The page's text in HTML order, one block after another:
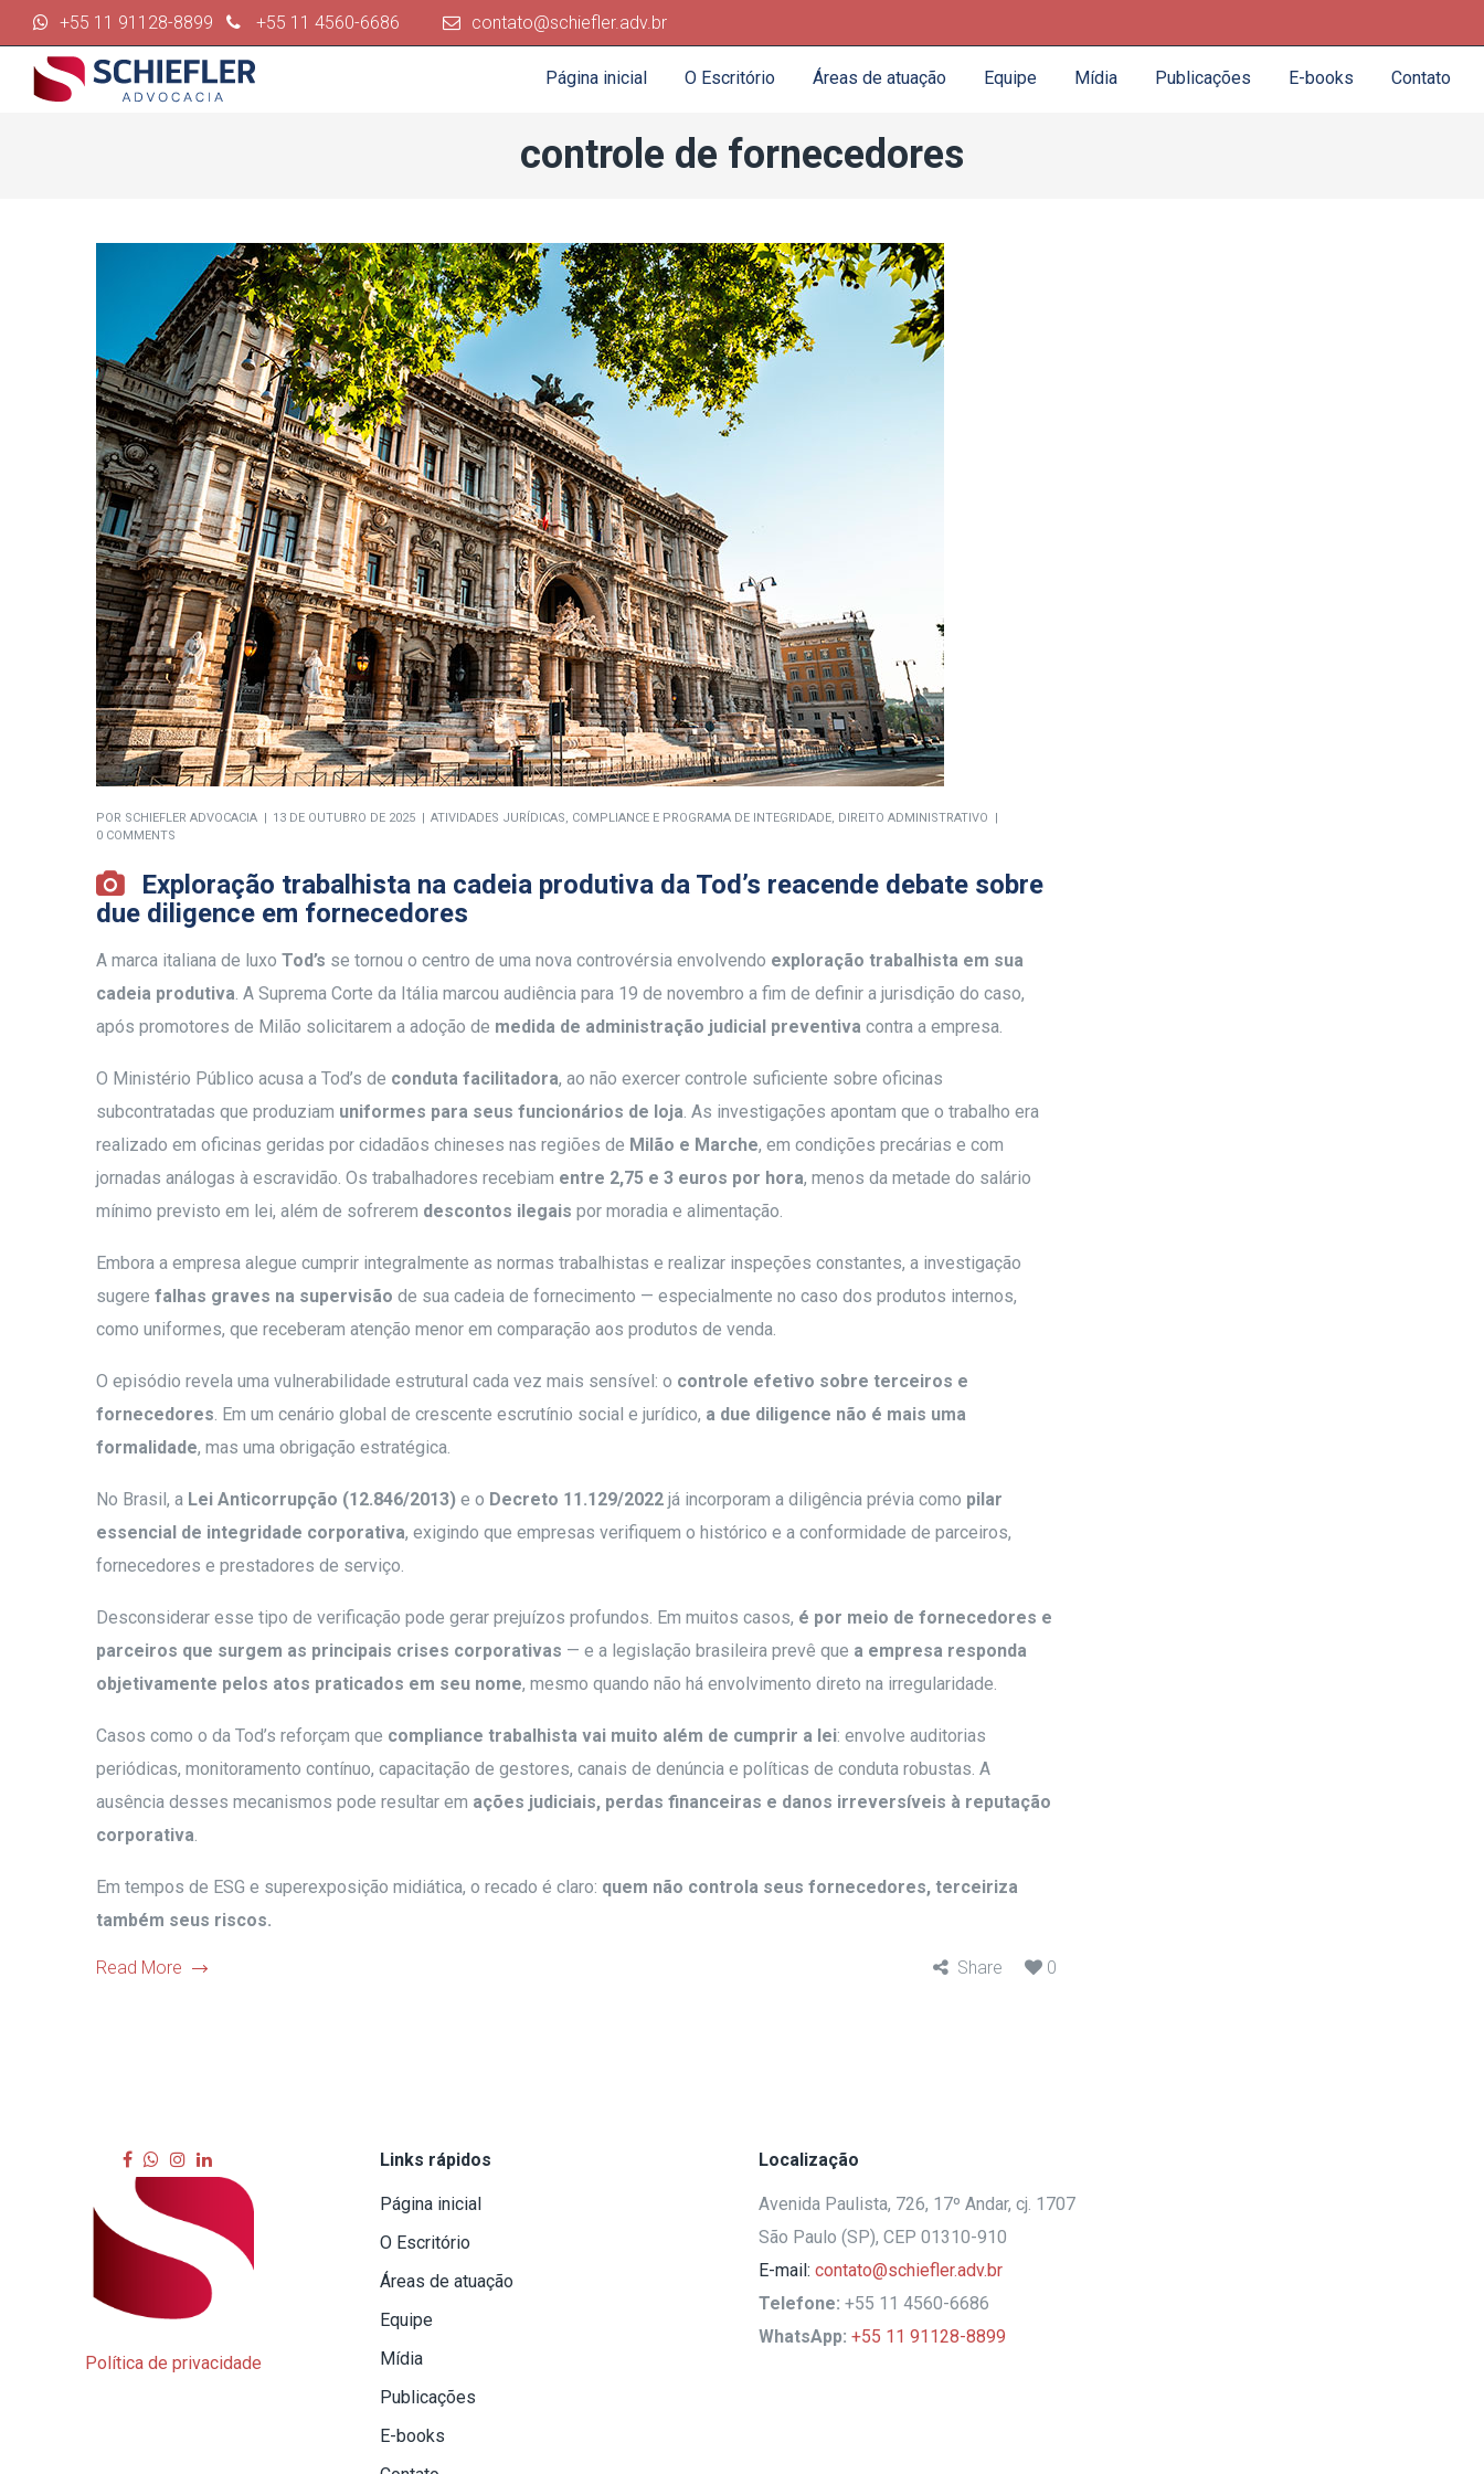
+55 11 91128-8899 +55 11 4560-6686 contato@schiefler.adv.br
Página inicial O Escritório Áreas de atuação Equipe Mídia Publicações E-books Contato
controle de fornecedores
POR SCHIEFLER ADVOCACIA 13 DE OUTUBRO DE 2025 ATIVIDADES JURÍDICAS, COMPLIANCE E PROGRAMA DE INTEGRIDADE, DIREITO ADMINISTRATIVO
0 COMMENTS
Exploração trabalhista na cadeia produtiva da Tod’s reacende debate sobre
due diligence em fornecedores
A marca italiana de luxo Tod’s se tornou o centro de uma nova controvérsia envolvendo exploração trabalhista em sua
cadeia produtiva. A Suprema Corte da Itália marcou audiência para 19 de novembro a fim de definir a jurisdição do caso,
após promotores de Milão solicitarem a adoção de medida de administração judicial preventiva contra a empresa.
O Ministério Público acusa a Tod’s de conduta facilitadora, ao não exercer controle suficiente sobre oficinas
subcontratadas que produziam uniformes para seus funcionários de loja. As investigações apontam que o trabalho era
realizado em oficinas geridas por cidadãos chineses nas regiões de Milão e Marche, em condições precárias e com
jornadas análogas à escravidão. Os trabalhadores recebiam entre 2,75 e 3 euros por hora, menos da metade do salário
mínimo previsto em lei, além de sofrerem descontos ilegais por moradia e alimentação.
Embora a empresa alegue cumprir integralmente as normas trabalhistas e realizar inspeções constantes, a investigação
sugere falhas graves na supervisão de sua cadeia de fornecimento — especialmente no caso dos produtos internos,
como uniformes, que receberam atenção menor em comparação aos produtos de venda.
O episódio revela uma vulnerabilidade estrutural cada vez mais sensível: o controle efetivo sobre terceiros e
fornecedores. Em um cenário global de crescente escrutínio social e jurídico, a due diligence não é mais uma
formalidade, mas uma obrigação estratégica.
No Brasil, a Lei Anticorrupção (12.846/2013) e o Decreto 11.129/2022 já incorporam a diligência prévia como pilar
essencial de integridade corporativa, exigindo que empresas verifiquem o histórico e a conformidade de parceiros,
fornecedores e prestadores de serviço.
Desconsiderar esse tipo de verificação pode gerar prejuízos profundos. Em muitos casos, é por meio de fornecedores e
parceiros que surgem as principais crises corporativas — e a legislação brasileira prevê que a empresa responda
objetivamente pelos atos praticados em seu nome, mesmo quando não há envolvimento direto na irregularidade.
Casos como o da Tod’s reforçam que compliance trabalhista vai muito além de cumprir a lei: envolve auditorias
periódicas, monitoramento contínuo, capacitação de gestores, canais de denúncia e políticas de conduta robustas. A
ausência desses mecanismos pode resultar em ações judiciais, perdas financeiras e danos irreversíveis à reputação
corporativa.
Em tempos de ESG e superexposição midiática, o recado é claro: quem não controla seus fornecedores, terceiriza
também seus riscos.
Read More Share 0
Política de privacidade
Links rápidos
Página inicial
O Escritório
Áreas de atuação
Equipe
Mídia
Publicações
E-books
Localização
Avenida Paulista, 726, 17º Andar, cj. 1707
São Paulo (SP), CEP 01310-910
E-mail: contato@schiefler.adv.br
Telefone: +55 11 4560-6686
WhatsApp: +55 11 91128-8899